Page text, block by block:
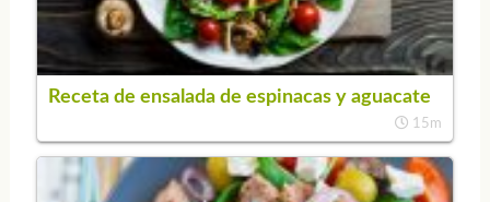
Receta de ensalada de espinacas y aguacate
15m